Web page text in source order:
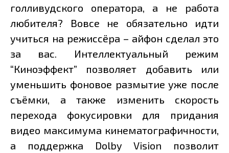
голливудского оператора, а не работа
любителя? Вовсе не обязательно идти
учиться на режиссёра – айфон сделал это
за вас. Интеллектуальный режим
“Киноэффект” позволяет добавить или
уменьшить фоновое размытие уже после
съёмки, а также изменить скорость
перехода фокусировки для придания
видео максимума кинематографичности,
а поддержка Dolby Vision позволит